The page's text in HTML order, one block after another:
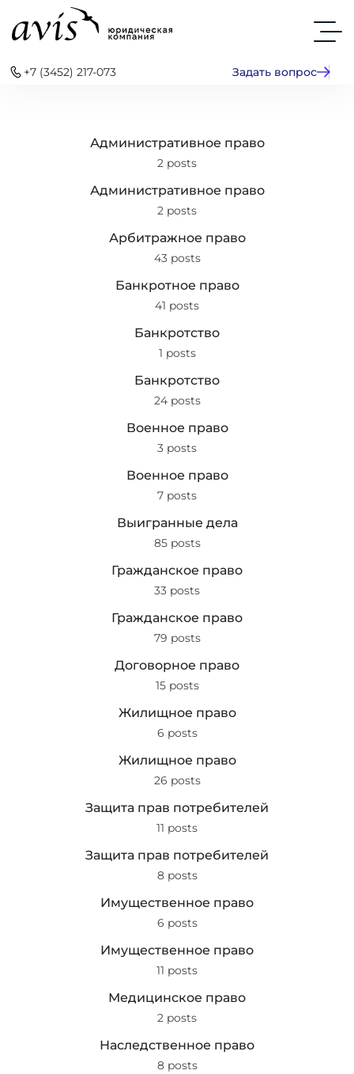
+7 (3452) 217-073 Задать вопрос
Административное право
2 posts
Административное право
2 posts
Арбитражное право
43 posts
Банкротное право
41 posts
Банкротство
1 posts
Банкротство
24 posts
Военное право
3 posts
Военное право
7 posts
Выигранные дела
85 posts
Гражданское право
33 posts
Гражданское право
79 posts
Договорное право
15 posts
Жилищное право
6 posts
Жилищное право
26 posts
Защита прав потребителей
11 posts
Защита прав потребителей
8 posts
Имущественное право
6 posts
Имущественное право
11 posts
Медицинское право
2 posts
Наследственное право
8 posts